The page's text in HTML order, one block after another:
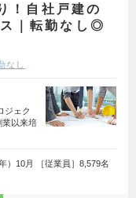
！自社戸建の
｜転勤なし◎
なし
ジェク
業以来培
）10月 ［従業員］8,579名